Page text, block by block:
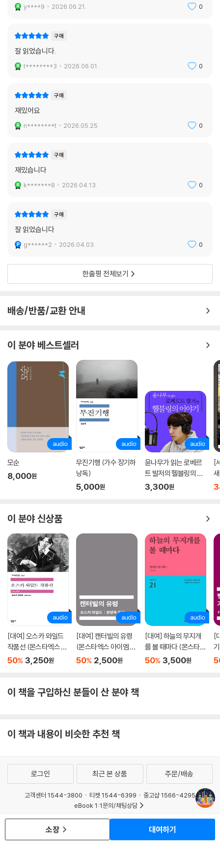
y****9 2026.06.21. 0
구매
잘 읽었습니다.
t********3 2026.06.01. 0
구매
재밌어요
n********t 2026.05.25. 0
구매
재밌습니다
k*******8 2026.04.13. 0
구매
잘 읽었습니다
g******2 2026.04.03. 0
한줄평 전체보기
배송/반품/교환 안내
이 분야 베스트셀러
모순
8,000원
무진기행 (가수 장기하
낭독)
5,000원
윤나무가 읽는 로베르
트 발저의 헬블링의 이
야기
3,300원
[
이 분야 신상품
[대여] 오스카 와일드
작품선 (몬스타엑스 아
이엠 낭독)
50% 3,250원
[대여] 캔터빌의 유령
(몬스타엑스 아이엠 낭
독)
50% 2,500원
[대여] 하늘의 무지개
를 볼 때마다 (몬스타엑
스 낭독)
50% 3,500원
[
이 책을 구입하신 분들이 산 분야 책
이 책과 내용이 비슷한 추천 책
소장 대여하기
로그인 최근 본 상품 주문/배송
고객센터 1544-3800 티켓 1544-6399
중고샵 1566-4295
eBook 1:1문의/채팅상담
예스이십사(주) 사업자 정보
이용약관
청소년보호정책